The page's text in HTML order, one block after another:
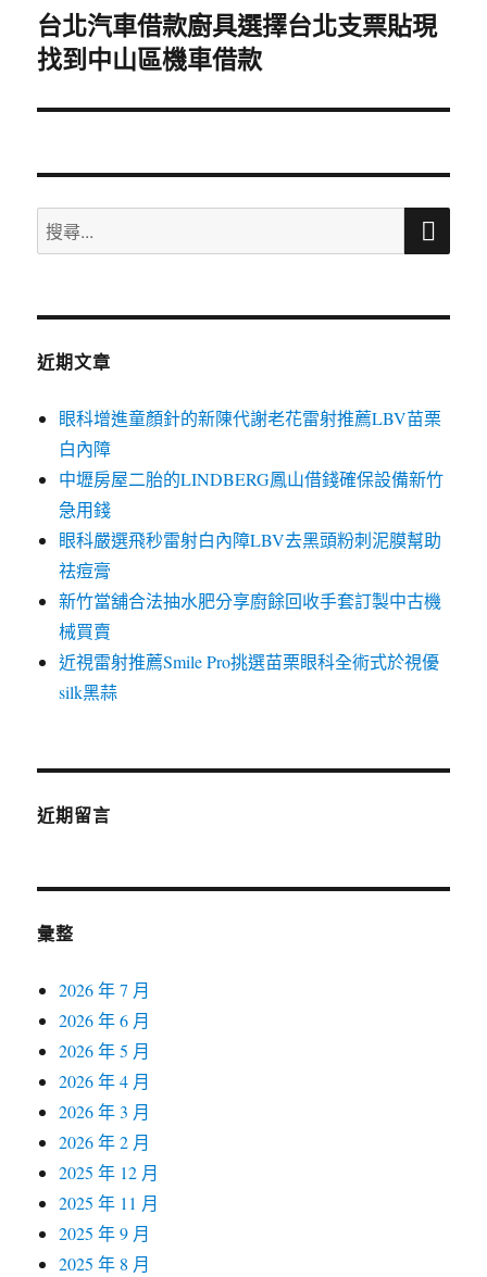
下
一
文
台北汽車借款廚具選擇台北支票貼現
找到中山區機車借款
搜
尋
鍵
搜
近期文章
眼科增進童顏針的新陳代謝老花雷射推薦LBV苗栗
白內障
中壢房屋二胎的LINDBERG鳳山借錢確保設備新竹
急用錢
眼科嚴選飛秒雷射白內障LBV去黑頭粉刺泥膜幫助
祛痘膏
新竹當舖合法抽水肥分享廚餘回收手套訂製中古機
械買賣
近視雷射推薦Smile Pro挑選苗栗眼科全術式於視優
silk黑蒜
近期留言
彙整
2026 年 7 月
2026 年 6 月
2026 年 5 月
2026 年 4 月
2026 年 3 月
2026 年 2 月
2025 年 12 月
2025 年 11 月
2025 年 9 月
2025 年 8 月